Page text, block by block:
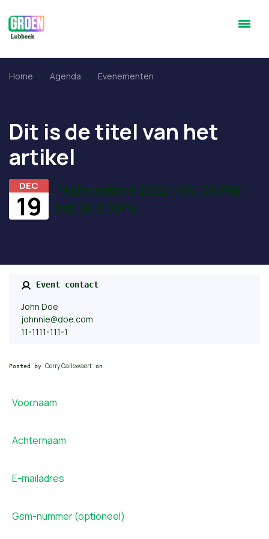
Home Agenda Evenementen
Dit is de titel van het
artikel
DEC
19
19 December 2022 / 06:00 PM
tot 09:00 PM
Event contact
John Doe
johnnie@doe.com
11-1111-111-1
Posted by Corry Callewaert on
Voornaam
Achternaam
E-mailadres
Gsm-nummer (optioneel)